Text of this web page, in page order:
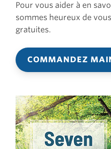
Pour vous aider à en
sommes heureux de
gratuites.
COMMANDEZ